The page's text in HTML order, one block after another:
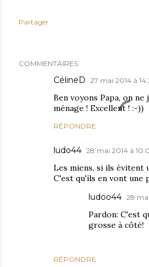
Partager
COMMENTAIRES
CélineD 27 mai 2014 à
Ben voyons Papa, on
ménage ! Excellent ! :-))
RÉPONDRE
ludo44 28 mai 2014 à
Les miens, si ils évitent
C'est qu'ils en vont une
RÉPONDRE
ludoo44 28
Pardon: C'est
grosse à côté!